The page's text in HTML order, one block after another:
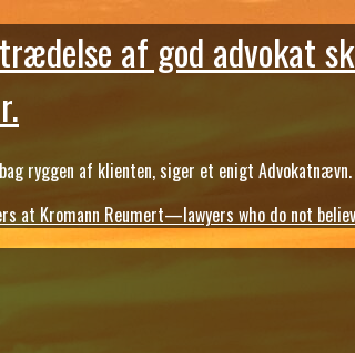
af god advokat
ryggen af klienten, siger et enigt Advokatnævn.
at Kromann Reumert—lawyers who do not